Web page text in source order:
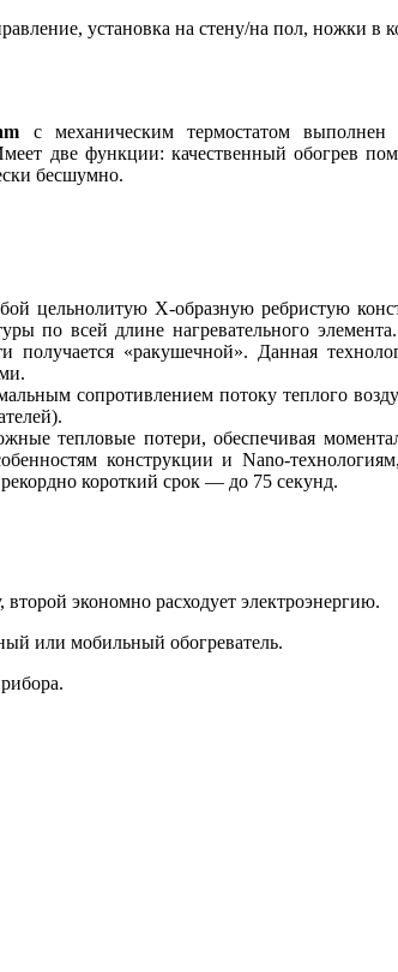
установка на стену/на пол, ножки в
с механическим термостатом
две функции: качественный обогрев
бесшумно.
цельнолитую Х-образнуюребристую
по всей длине нагревательного
получается «ракушечной». Данная
сопротивлением потоку теплого
тепловые потери, обеспечивая
конструкции и Nano-технологиям
короткий срок — до 75 секунд.
, второй экономно расходует электроэнергию.
или мобильный обогреватель.